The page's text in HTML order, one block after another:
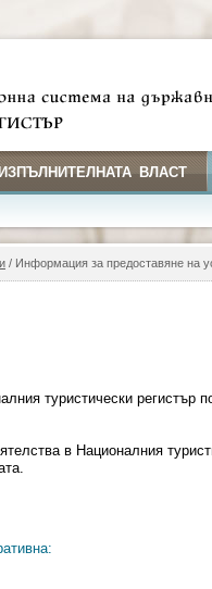
ВЛАСТ
/ Информация за предоставяне на
туристически регистър
в Националния